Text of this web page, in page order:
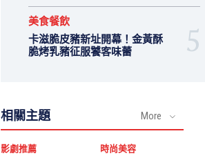
美食餐飲
卡滋脆皮豬新址開幕！金黃酥
脆烤乳豬征服饕客味蕾
相關主題 More
影劇推薦 時尚美容